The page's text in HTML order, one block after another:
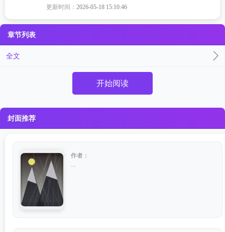
更新时间：2026-05-18 15:10:46
章节列表
全文
开始阅读
封面推荐
作者：